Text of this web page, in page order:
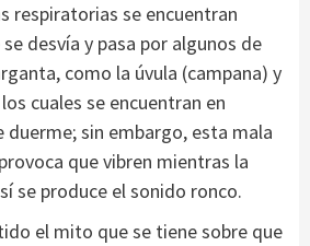
respiratorias se encuentran
desvía y pasa por algunos de
como la úvula (campana) y
cuales se encuentran en
duerme; sin embargo, esta mala
que vibren mientras la
se produce el sonido ronco.
el mito que se tiene sobre que